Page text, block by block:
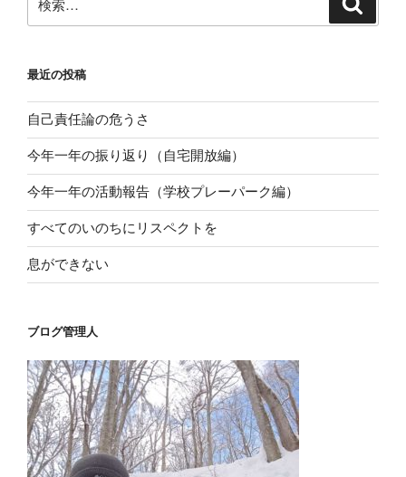
シ
索:
最近の投稿
自己責任論の危うさ
今年一年の振り返り（自宅開放編）
今年一年の活動報告（学校プレーパーク編）
すべてのいのちにリスペクトを
息ができない
ブログ管理人